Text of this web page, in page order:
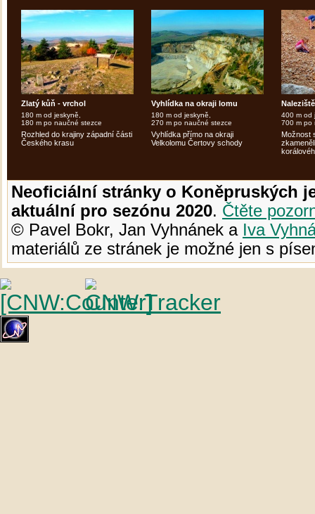
Zlatý kůň - vrchol
180 m od jeskyně,
180 m po naučné stezce
Rozhled do krajiny západní části
Českého krasu
Vyhlídka na okraji lomu
180 m od jeskyně,
270 m po naučné stezce
Vyhlídka přímo na okraji
Velkolomu Čertovy schody
400 m od
700 m po
Možnost
Neoficiální stránky o Koněpruských
aktuální pro sezónu 2020. Čtěte
© Pavel Bokr, Jan Vyhnánek a Iva
materiálů ze stránek je možné jen s